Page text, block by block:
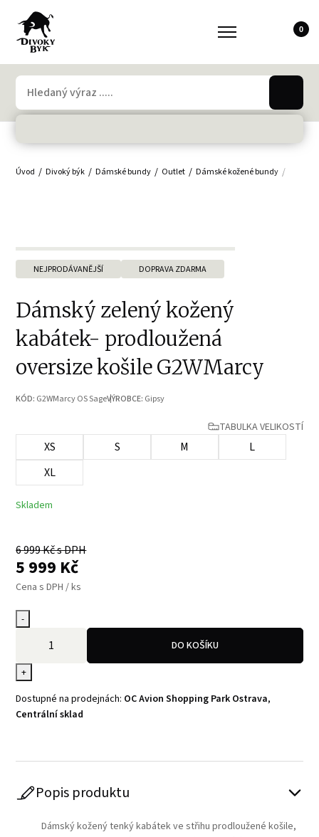
0
Úvod Divoký býk Dámské bundy Outlet Dámské kožené bundy
NEJPRODÁVANĚJŠÍ DOPRAVA ZDARMA
Dámský zelený kožený
kabátek- prodloužená
oversize košile G2WMarcy
KÓD: G2WMarcy OS SageVÝROBCE: Gipsy
TABULKA VELIKOSTÍ
XS S M
L
XL
Skladem
6 999Kč s DPH
5 999 Kč
Cena s DPH / ks
-
+
DO KOŠÍKU
Dostupné na prodejnách: OC Avion Shopping Park Ostrava,
Centrální sklad
Popis produktu
Dámský kožený tenký kabátek ve střihu prodloužené košile,